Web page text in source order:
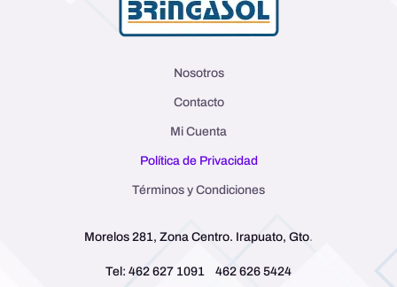
Nosotros
Contacto
Mi Cuenta
Política de Privacidad
Términos y Condiciones
Morelos 281, Zona Centro. Irapuato, Gto.
Tel: 462 627 1091 462 626 5424